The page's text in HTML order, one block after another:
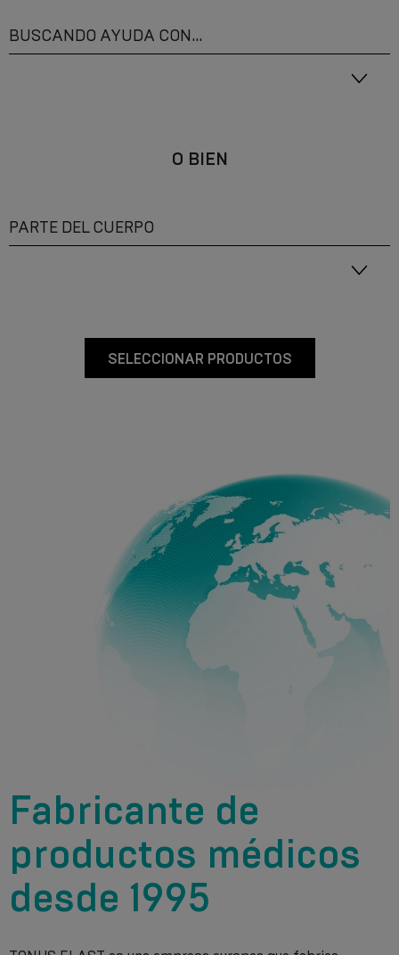
BUSCANDO AYUDA CON...
O BIEN
PARTE DEL CUERPO
SELECCIONAR PRODUCTOS
Fabricante de
productos médicos
desde 1995